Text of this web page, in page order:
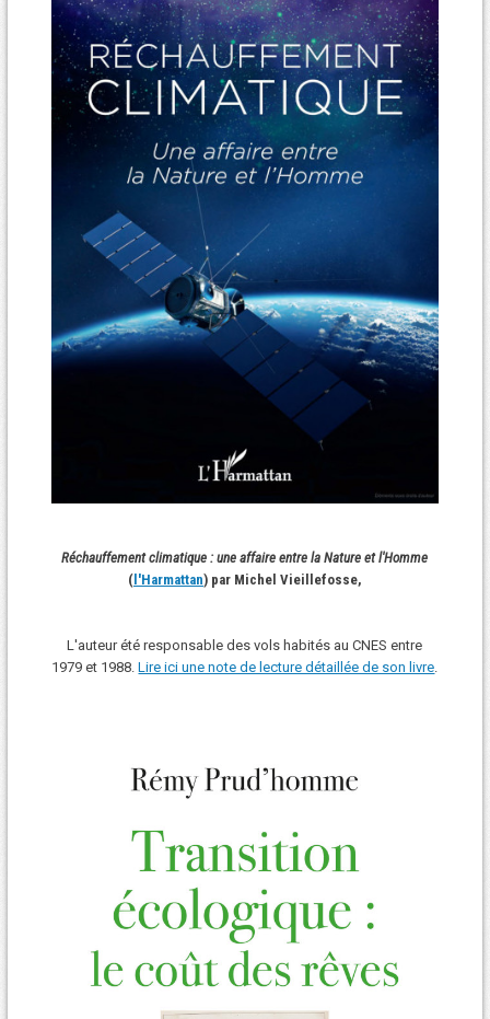
Réchauffement climatique : une affaire entre la Nature et l'Homme
(l'Harmattan) par Michel Vieillefosse,
L'auteur été responsable des vols habités au CNES entre
1979 et 1988.Lire ici une note de lecture détaillée de son livre